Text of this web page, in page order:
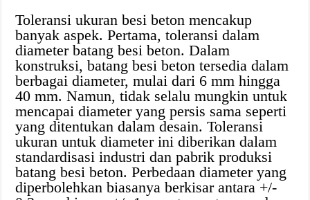
Toleransi ukuran besi beton mencakup
banyak aspek. Pertama, toleransi dalam
diameter batang besi beton. Dalam
konstruksi, batang besi beton tersedia dalam
berbagai diameter, mulai dari 6 mm hingga
40 mm. Namun, tidak selalu mungkin untuk
mencapai diameter yang persis sama seperti
yang ditentukan dalam desain. Toleransi
ukuran untuk diameter ini diberikan dalam
standardisasi industri dan pabrik produksi
batang besi beton. Perbedaan diameter yang
diperbolehkan biasanya berkisar antara +/-